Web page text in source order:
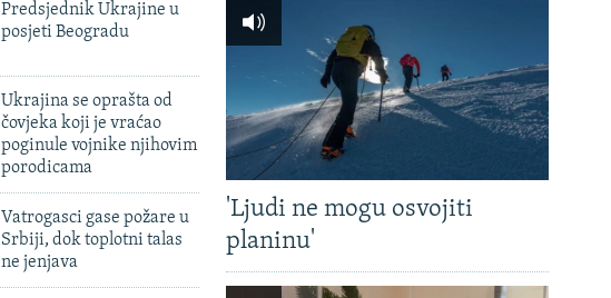
Predsjednik Ukrajine u
posjeti Beogradu
Ukrajina se oprašta od
čovjeka koji je vraćao
poginule vojnike njihovim
porodicama
Vatrogasci gase požare u
Srbiji, dok toplotni talas
ne jenjava
'Ljudi ne mogu osvojiti
planinu'